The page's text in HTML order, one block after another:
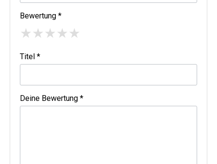
Bewertung *
★★★★★
Titel *
Deine Bewertung *